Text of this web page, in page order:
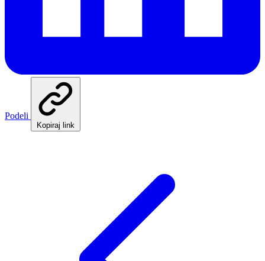
Podeli
Kopiraj link